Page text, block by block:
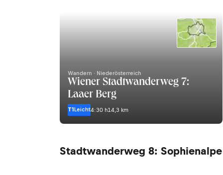
Wandern · Niederösterreich
Wiener Stadtwanderweg 7:
Laaer Berg
T1Leicht4:30 h14,3 km
Stadtwanderweg 8: Sophienalpe